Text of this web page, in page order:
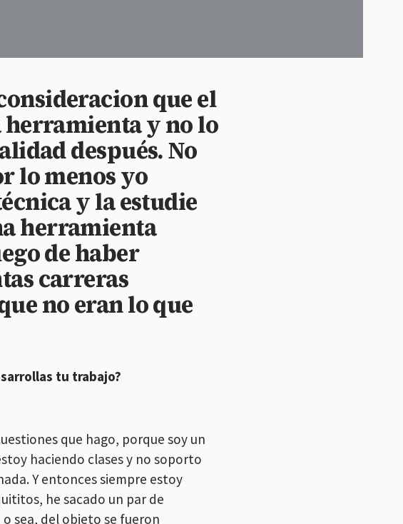
que el
herramienta y no lo
después. No
lo menos yo
y la estudie
herramienta
de haber
carreras
no eran lo que
tu trabajo?
que hago, porque soy un
haciendo clases y no soporto
Y entonces siempre estoy
he sacado un par de
sea, del objeto se fueron